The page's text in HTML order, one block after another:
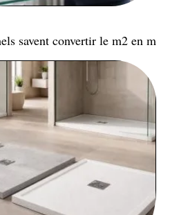
savent convertir le m2 en m